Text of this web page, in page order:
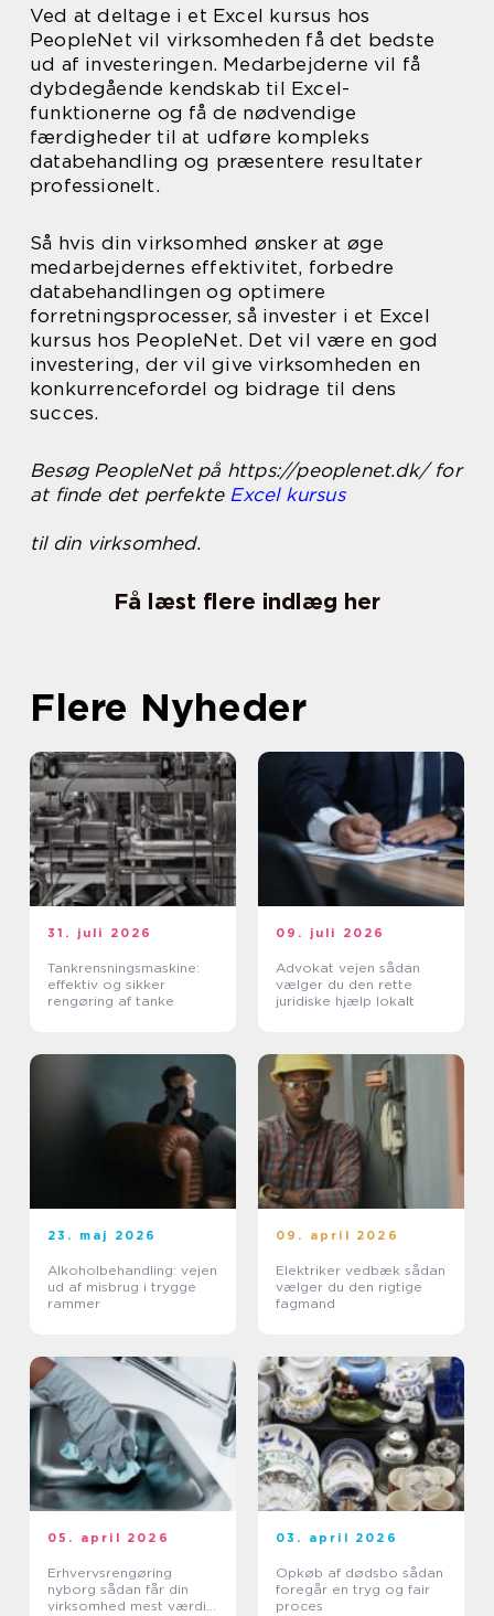
Ved at deltage i et Excel kursus hos
PeopleNet vil virksomheden få det bedste
ud af investeringen. Medarbejderne vil få
dybdegående kendskab til Excel-
funktionerne og få de nødvendige
færdigheder til at udføre kompleks
databehandling og præsentere resultater
professionelt.
Så hvis din virksomhed ønsker at øge
medarbejdernes effektivitet, forbedre
databehandlingen og optimere
forretningsprocesser, så invester i et Excel
kursus hos PeopleNet. Det vil være en god
investering, der vil give virksomheden en
konkurrencefordel og bidrage til dens
succes.
Besøg PeopleNet på https://peoplenet.dk/ for
at finde det perfekte Excel kursus
til din virksomhed.
Få læst flere indlæg her
Flere Nyheder
31. juli 2026
Tankrensningsmaskine:
effektiv og sikker
rengøring af tanke
09. juli 2026
Advokat vejen sådan
vælger du den rette
juridiske hjælp lokalt
23. maj 2026
Alkoholbehandling: vejen
ud af misbrug i trygge
rammer
09. april 2026
Elektriker vedbæk sådan
vælger du den rigtige
fagmand
05. april 2026
Erhvervsrengøring
nyborg sådan får din
virksomhed mest værdi
03. april 2026
Opkøb af dødsbo sådan
foregår en tryg og fair
proces